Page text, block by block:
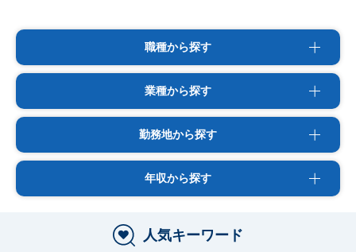
職種から探す
業種から探す
勤務地から探す
年収から探す
人気キーワード